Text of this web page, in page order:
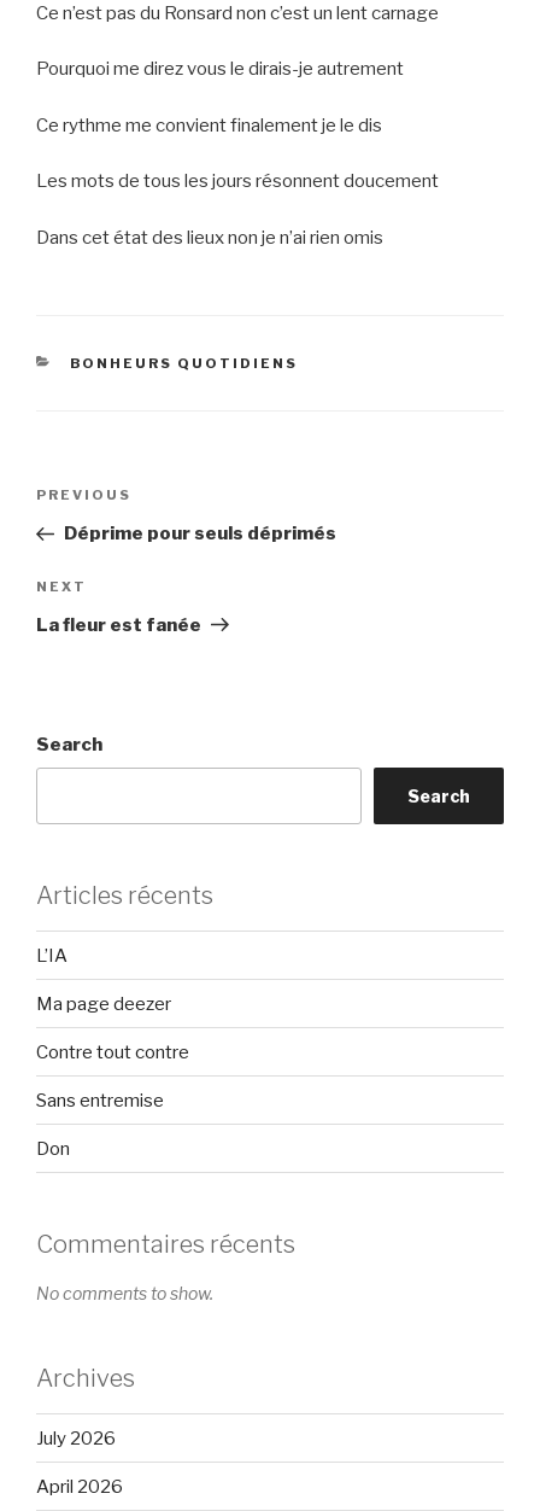
Ce n’est pas du Ronsard non c’est un lent carnage
Pourquoi me direz vous le dirais-je autrement
Ce rythme me convient finalement je le dis
Les mots de tous les jours résonnent doucement
Dans cet état des lieux non je n’ai rien omis
CATEGORIES
BONHEURS QUOTIDIENS
Previous
Post
PREVIOUS
Déprime pour seuls déprimés
Next
Post
NEXT
La fleur est fanée
Search
Search
Articles récents
L’IA
Ma page deezer
Contre tout contre
Sans entremise
Don
Commentaires récents
No comments to show.
Archives
July 2026
April 2026